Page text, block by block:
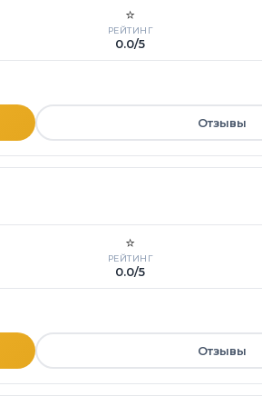
⭐
РЕЙТИНГ
0.0/5
Отзывы
⭐
РЕЙТИНГ
0.0/5
Отзывы